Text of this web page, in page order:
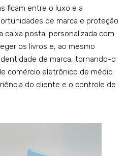
ficam entre o luxo e a
de marca e proteção
caixa postal personalizada com
os livros e, ao mesmo
de marca, tornando-o
comércio eletrônico de médio
do cliente e o controle de